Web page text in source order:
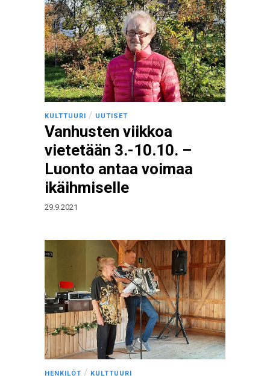
KULTTUURI / UUTISET
Vanhusten viikkoa
vietetään 3.-10.10. –
Luonto antaa voimaa
ikäihmiselle
29.9.2021
HENKILÖT / KULTTUURI